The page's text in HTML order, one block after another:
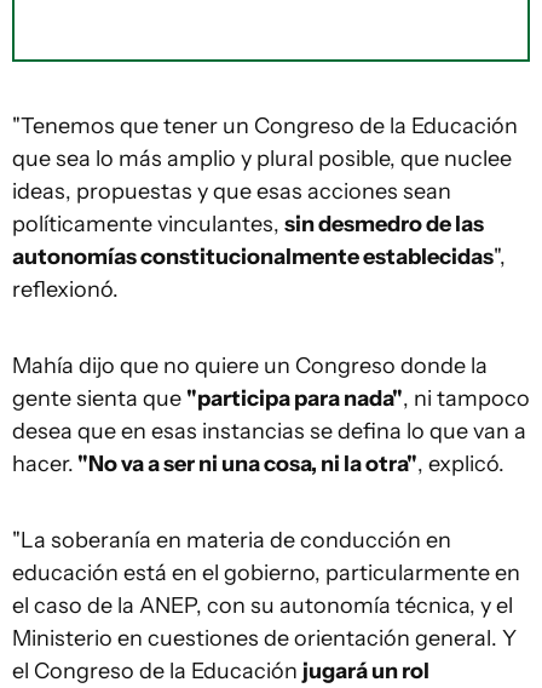
"Tenemos que tener un Congreso de la Educación
que sea lo más amplio y plural posible, que nuclee
ideas, propuestas y que esas acciones sean
políticamente vinculantes, sin desmedro de las
autonomías constitucionalmente establecidas",
reflexionó.
Mahía dijo que no quiere un Congreso donde la
gente sienta que "participa para nada", ni tampoco
desea que en esas instancias se defina lo que van a
hacer. "No va a ser ni una cosa, ni la otra", explicó.
"La soberanía en materia de conducción en
educación está en el gobierno, particularmente en
el caso de la ANEP, con su autonomía técnica, y el
Ministerio en cuestiones de orientación general. Y
el Congreso de la Educación jugará un rol